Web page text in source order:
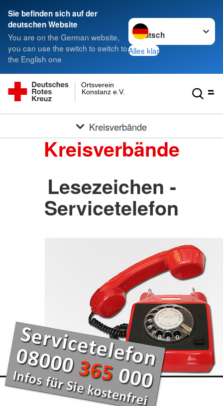
Sie befinden sich auf der
deutschen Website
You are on the German website,
you can use the switch to switch to
the English one
Sprache wechseln zu
Alles klar
Konstanz e.V.
Ortsverein
Kreisverbände
Kreisverbände
Lesezeichen -
Servicetelefon